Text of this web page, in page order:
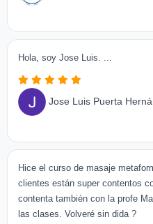
Hola, soy Jose Luis. ...
Jose Luis Puerta
Hice el curso de masaje
clientes están super contentos
contenta también con la profe
las clases. Volveré sin dida ?